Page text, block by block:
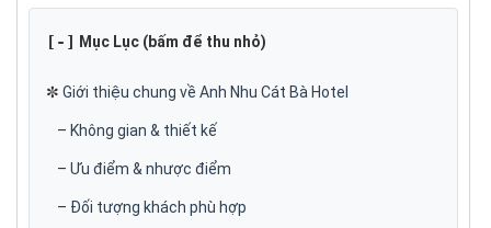
[-] Mục Lục (bấm để thu nhỏ)
✼ Giới thiệu chung về Anh Nhu Cát Bà Hotel
– Không gian & thiết kế
– Ưu điểm & nhược điểm
– Đối tượng khách phù hợp